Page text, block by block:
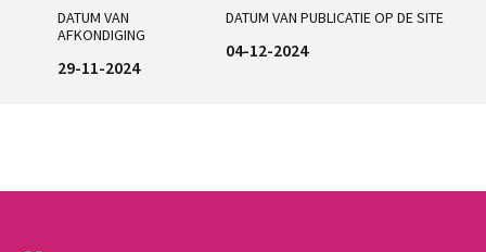
DATUM VAN
AFKONDIGING
29-11-2024
DATUM VAN PUBLICATIE OP DE SITE
04-12-2024